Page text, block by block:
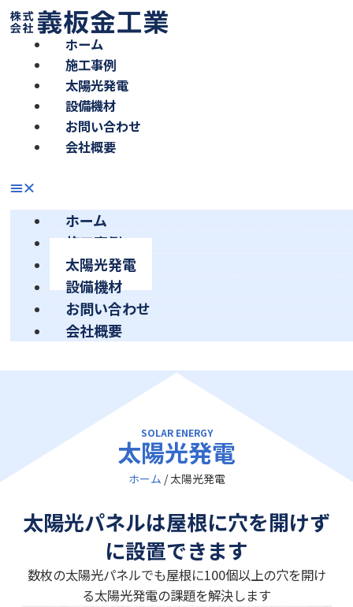
ホーム
施工事例
太陽光発電
設備機材
お問い合わせ
会社概要
ホーム
施工事例
太陽光発電
設備機材
お問い合わせ
会社概要
SOLAR ENERGY
太陽光発電
ホーム /太陽光発電
太陽光パネルは屋根に穴を開けず
に設置できます
数枚の太陽光パネルでも屋根に100個以上の穴を開け
る太陽光発電の課題を解決します